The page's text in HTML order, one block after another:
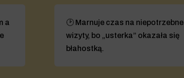
a
🕑 Marnuje czas na niepotrzebne
wizyty, bo „usterka” okazała się
błahostką.